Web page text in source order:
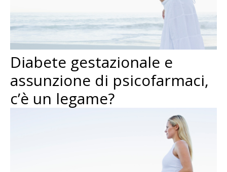
Diabete gestazionale e
assunzione di psicofarmaci,
c’è un legame?